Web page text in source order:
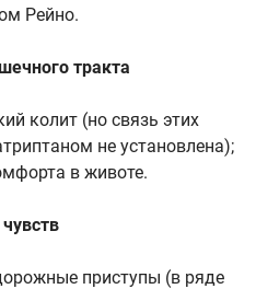
Рейно.
тракта
колит (но связь этих
не установлена);
в животе.
приступы (в ряде